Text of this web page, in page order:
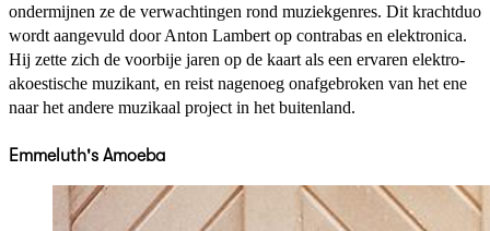
ondermijnen ze de verwachtingen rond muziekgenres. Dit krachtduo
wordt aangevuld door Anton Lambert op contrabas en elektronica.
Hij zette zich de voorbije jaren op de kaart als een ervaren elektro-
akoestische muzikant, en reist nagenoeg onafgebroken van het ene
naar het andere muzikaal project in het buitenland.
Emmeluth's Amoeba